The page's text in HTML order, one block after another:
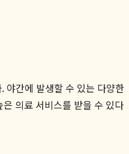
야간에 발생할 수 있는 다양한
의료 서비스를 받을 수 있다